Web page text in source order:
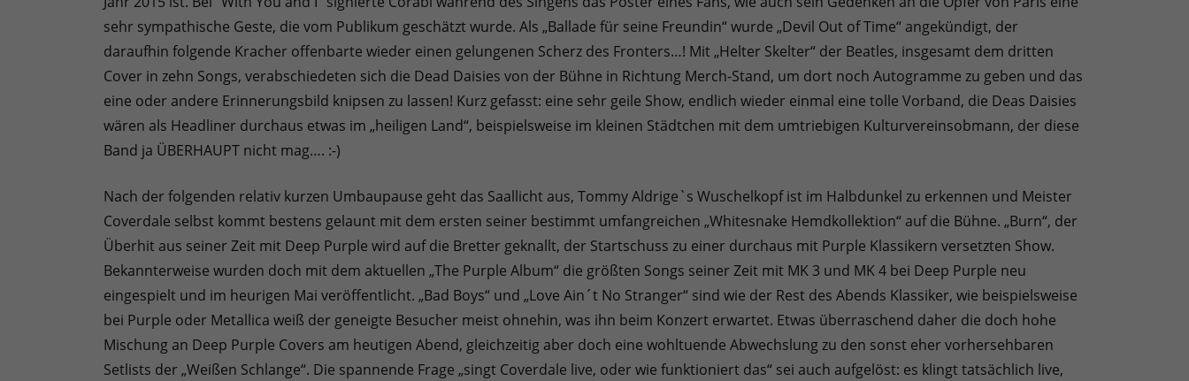
sehr sympathische Geste, die vom Publikum geschätzt wurde. Als „Ballade für seine Freundin“ wurde „Devil Out of Time“ angekündigt, der
daraufhin folgende Kracher offenbarte wieder einen gelungenen Scherz des Fronters…! Mit „Helter Skelter“ der Beatles, insgesamt dem dritten
Cover in zehn Songs, verabschiedeten sich die Dead Daisies von der Bühne in Richtung Merch-Stand, um dort noch Autogramme zu geben und das
eine oder andere Erinnerungsbild knipsen zu lassen! Kurz gefasst: eine sehr geile Show, endlich wieder einmal eine tolle Vorband, die Deas Daisies
wären als Headliner durchaus etwas im „heiligen Land“, beispielsweise im kleinen Städtchen mit dem umtriebigen Kulturvereinsobmann, der diese
Band ja ÜBERHAUPT nicht mag…. :-)
Nach der folgenden relativ kurzen Umbaupause geht das Saallicht aus, Tommy Aldrige`s Wuschelkopf ist im Halbdunkel zu erkennen und Meister
Coverdale selbst kommt bestens gelaunt mit dem ersten seiner bestimmt umfangreichen „Whitesnake Hemdkollektion“ auf die Bühne. „Burn“, der
Überhit aus seiner Zeit mit Deep Purple wird auf die Bretter geknallt, der Startschuss zu einer durchaus mit Purple Klassikern versetzten Show.
Bekannterweise wurden doch mit dem aktuellen „The Purple Album“ die größten Songs seiner Zeit mit MK 3 und MK 4 bei Deep Purple neu
eingespielt und im heurigen Mai veröffentlicht. „Bad Boys“ und „Love Ain´t No Stranger“ sind wie der Rest des Abends Klassiker, wie beispielsweise
bei Purple oder Metallica weiß der geneigte Besucher meist ohnehin, was ihn beim Konzert erwartet. Etwas überraschend daher die doch hohe
Mischung an Deep Purple Covers am heutigen Abend, gleichzeitig aber doch eine wohltuende Abwechslung zu den sonst eher vorhersehbaren
Setlists der „Weißen Schlange“. Die spannende Frage „singt Coverdale live, oder wie funktioniert das“ sei auch aufgelöst: es klingt tatsächlich live,